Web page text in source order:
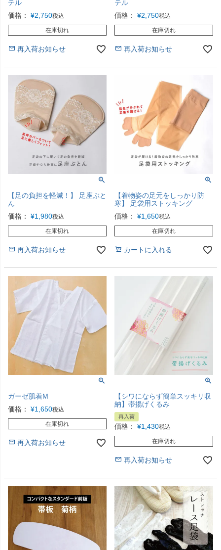
テル
価格：
¥2,750税込
在庫切れ
再入荷お知らせ
テル
価格：
¥2,750税込
在庫切れ
再入荷お知らせ
【足の負担を軽減！】 足座ぶと
ん
価格：
¥1,980税込
在庫切れ
再入荷お知らせ
【着物姿の足元をしっかり防
寒】 足袋用ストッキング
価格：
¥1,650税込
在庫切れ
カートに入れる
ガーゼ肌着M
価格：
¥1,650税込
在庫切れ
再入荷お知らせ
【シワにならず簡単スッキリ収
納】帯揚げくるみ
再入荷
価格： ¥1,430税込
在庫切れ
再入荷お知らせ